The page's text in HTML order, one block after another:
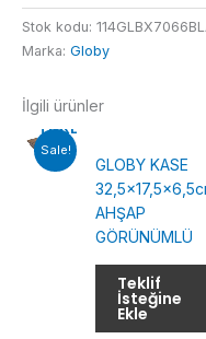
KULPLU
SUNUM
TABAK
adet
Stok kodu:
Marka: Globy
İlgili ürünler
Sale!
TÜKENMIŞ
GLOBY KASE
AHŞAP
GÖRÜNÜMLÜ
Teklif
İsteğine
Ekle